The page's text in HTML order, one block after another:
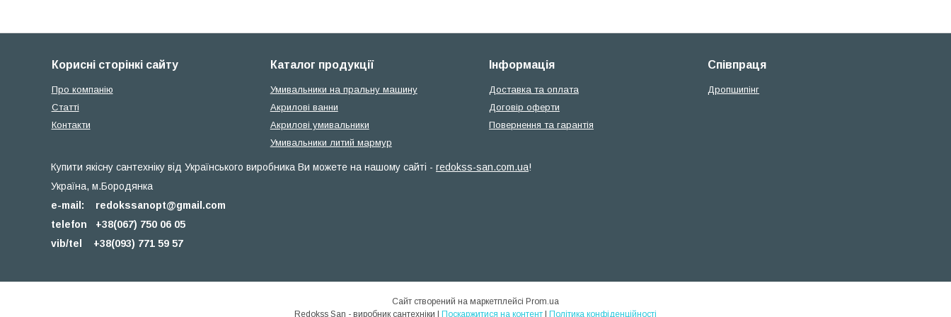
Корисні сторінкі сайту
Про компанію
Статті
Контакти
Каталог продукції
Умивальники на пральну машину
Акрилові ванни
Акрилові умивальники
Умивальники литий мармур
Інформація
Доставка та оплата
Договір оферти
Повернення та гарантія
Співпраця
Дропшипінг
Купити якісну сантехніку від Українського виробника Ви можете на нашому сайті - redokss-san.com.ua!
Україна, м.Бородянка
e-mail:
redokssanopt@gmail.com
telefon +38(067) 750 06 05
vib/tel
+38(093) 771 59 57
Сайт створений на маркетплейсі Prom.ua
Redokss San - виробник сантехніки | Поскаржитися на контент | Політика конфіденційності